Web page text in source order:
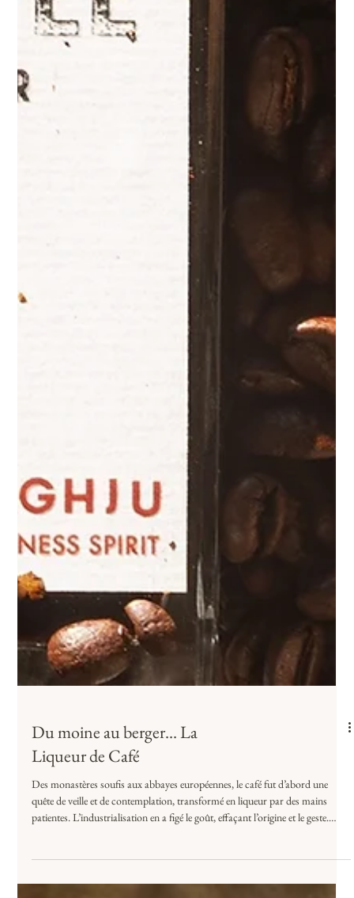
L'Art de se Retrouver
Et si ralentir était le véritable luxe qu'on décidait de s'accorder ? Marcher
dans le maquis, respirer l'air du large, créer de ses mains et partager une table
vraie. Pas un programme. Une disponibilité. Celle de se retrouver — soi, le
écodomaine corse qui fait du silence une invitation.